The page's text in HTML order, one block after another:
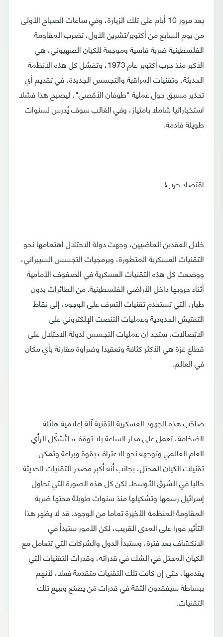
بعد مرور 10 أيام على تلك الزيارة، وفي ساعات الصباح الأولى
من يوم السابع من أكتوبر/تشرين الأول، تضرب المقاومة
الفلسطينية ضربة قاسية وموجعة للكيان الصهيوني، هي
الأكبر منذ حرب أكتوبر عام 1973، وتفشل كل هذه الأنظمة
الحديثة، وتقنيات المراقبة والتجسس الجديدة، في تقديم أي
تحذير مسبق حول عملية "طوفان الأقصى"، ليصبح هذا فشلا
استخباراتيا شاملا بامتياز، وفي الغالب سوف يُدرس لسنوات
طويلة قادمة.
اقتصاد حرب!
خلال العقدين الماضيين، وجهت دولة الاحتلال اهتمامها نحو
التقنيات العسكرية المتطورة، وبرمجيات التجسس السيبراني،
ووضعت كل هذه التقنيات العسكرية في الصفوف الأمامية
أثناء حروبها داخل الأراضي الفلسطينية. من الطائرات بدون
طيار، التي تستخدم تقنيات التعرف على الوجوه، إلى نقاط
التفتيش الحدودية وعمليات التنصت الإلكتروني على
الاتصالات، ستجد أن عمليات التجسس لدولة الاحتلال على
قطاع غزة هي الأكثر كثافة وتعقيدا وضراوة مقارنة بأي مكان
في العالم.
صاحَب هذه الجهود العسكرية التقنية آلة إعلامية هائلة
الضخامة، تعمل على مدار الساعة بلا توقف، لتُشكِّل الرأي
العام العالمي وتوجهه نحو الاعتراف بقوة وبراعة وتمكن
تقنيات الكيان المحتل، بجانب أنه أكبر مصدر للتقنيات الحديثة
حاليا في الشرق الأوسط. لكن كل هذه الصورة التي تحاول
إسرائيل رسمها وتشكيلها منذ سنوات طويلة محتها ضربة
المقاومة المنظمة الأخيرة تماما من الوجود. قد لا يظهر هذا
التأثير فورا على المدى القريب، لكن الأمور ستبدأ في
الانكشاف بعد فترة، وستبدأ الدول والشركات التي تتعامل مع
الكيان المحتل في الشك في قدراته، وقدرات التقنيات التي
يقدمها، حتى إن كانت تلك التقنيات متقدمة فعلا، لأنهم
ببساطة سيفقدون الثقة في قدرات مَن يصنع ويبيع تلك
التقنيات.